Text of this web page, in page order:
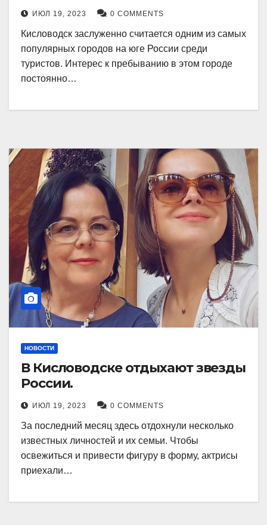
ИЮЛ 19, 2023 0 COMMENTS
Кисловодск заслуженно считается одним из самых
популярных городов на юге России среди
туристов. Интерес к пребыванию в этом городе
постоянно…
НОВОСТИ
В Кисловодске отдыхают звезды
России.
ИЮЛ 19, 2023 0 COMMENTS
За последний месяц здесь отдохнули несколько
известных личностей и их семьи. Чтобы
освежиться и привести фигуру в форму, актрисы
приехали…